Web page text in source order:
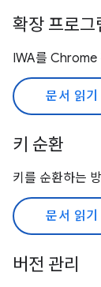
확장 프로그
IWA를 Chrome
문서 읽기
키 순환
키를 순환하는
문서 읽기
버전 관리